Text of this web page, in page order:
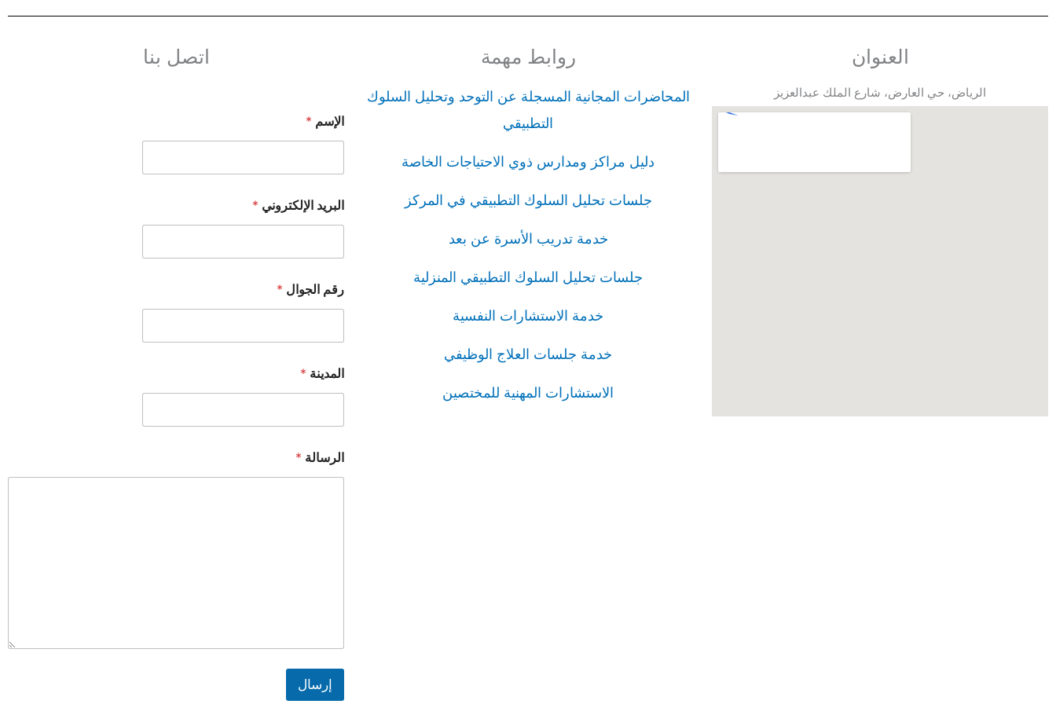
العنوان
الرياض، حي العارض، شارع الملك عبدالعزيز
روابط مهمة
المحاضرات المجانية المسجلة عن التوحد وتحليل السلوك
التطبيقي
دليل مراكز ومدارس ذوي الاحتياجات الخاصة
جلسات تحليل السلوك التطبيقي في المركز
خدمة تدريب الأسرة عن بعد
جلسات تحليل السلوك التطبيقي المنزلية
خدمة الاستشارات النفسية
خدمة جلسات العلاج الوظيفي
الاستشارات المهنية للمختصين
اتصل بنا
الإسم *
البريد الإلكتروني *
رقم الجوال *
المدينة *
الرسالة *
إرسال